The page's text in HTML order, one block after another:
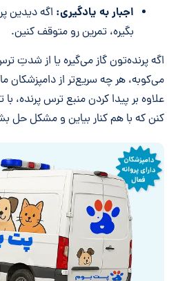
اجبار به یادگیری: اگه دیدین
بگیره، تمرین رو متوقف کنین.
اگه پرنده‌تون گاز می‌گیره یا از شدتِ
می‌کوبه، هر چه سریع‌تر از دامپزشکان
علاوه بر پیدا کردن منبع ترس پرنده،
کنن که با هم کنار بیاین و مشکل حل